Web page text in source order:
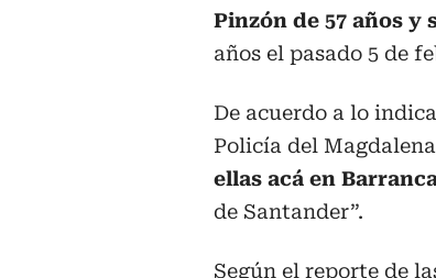
Pinzón de 57 años y
años el pasado 5 de
De acuerdo a lo
Policía del
ellas acá en
de Santander”.
Según el reporte de